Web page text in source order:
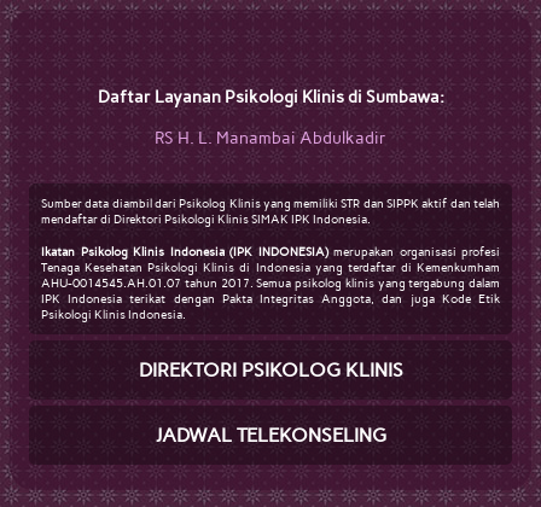
Daftar Layanan Psikologi Klinis di Sumbawa:
RS H. L. Manambai Abdulkadir
Sumber data diambil dari Psikolog Klinis yang memiliki STR dan SIPPK aktif dan telah
mendaftar di Direktori Psikologi Klinis SIMAK IPK Indonesia.
Ikatan Psikolog Klinis Indonesia (IPK INDONESIA)merupakan organisasi profesi
Tenaga Kesehatan Psikologi Klinis di Indonesia yang terdaftar di Kemenkumham
AHU-0014545.AH.01.07 tahun 2017. Semua psikolog klinis yang tergabung dalam
IPK Indonesia terikat dengan Pakta Integritas Anggota, dan juga Kode Etik
Psikologi Klinis Indonesia.
DIREKTORI PSIKOLOG KLINIS
JADWAL TELEKONSELING